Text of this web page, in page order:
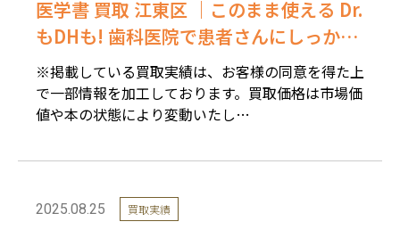
医学書 買取 江東区 ｜このまま使える Dr.
もDHも! 歯科医院で患者さんにしっかり
説明できる本1～2を高価買取しました。
※掲載している買取実績は、お客様の同意を得た上
で一部情報を加工しております。買取価格は市場価
値や本の状態により変動いたし…
2025.08.25 買取実績